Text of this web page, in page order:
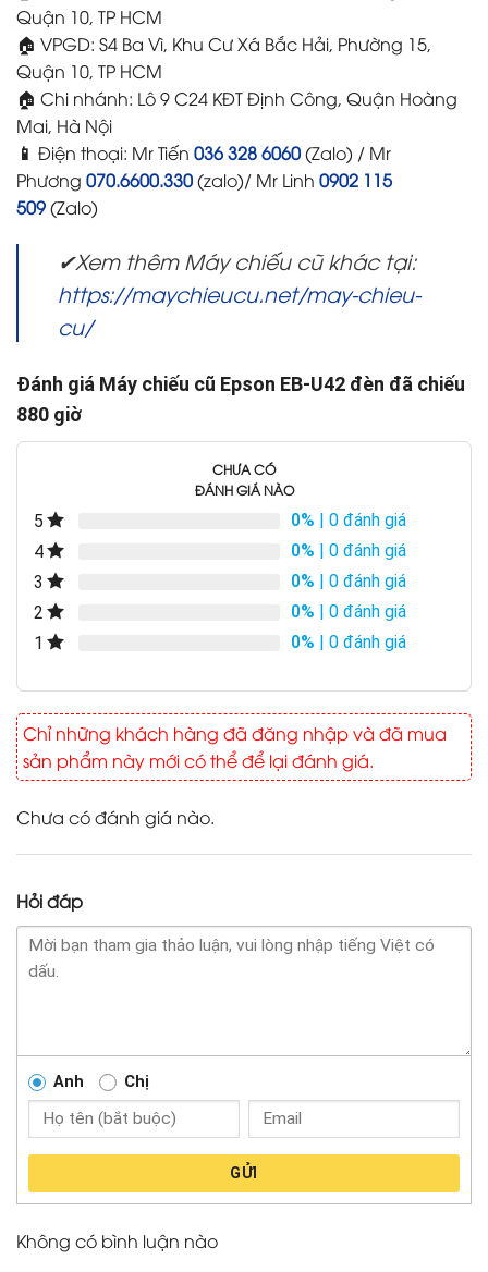
Quận 10, TP HCM
🏠 VPGD: S4 Ba Vì, Khu Cư Xá Bắc Hải, Phường 15,
Quận 10, TP HCM
🏠 Chi nhánh: Lô 9 C24 KĐT Định Công, Quận Hoàng
Mai, Hà Nội
📱 Điện thoại: Mr Tiến 036 328 6060(Zalo) / Mr
Phương 070.6600.330(zalo)/ Mr Linh 0902 115
509(Zalo)
✔Xem thêm Máy chiếu cũ khác tại:
https://maychieucu.net/may-chieu-
cu/
Đánh giá Máy chiếu cũ Epson EB-U42 đèn đã chiếu
880 giờ
CHƯA CÓ
ĐÁNH GIÁ NÀO
5 0% | 0 đánh giá
4
0% | 0 đánh giá
3
0% | 0 đánh giá
2
0% | 0 đánh giá
1
0% | 0 đánh giá
Chỉ những khách hàng đã đăng nhập và đã mua
sản phẩm này mới có thể để lại đánh giá.
Chưa có đánh giá nào.
Hỏi đáp
Anh Chị
GỬI
Không có bình luận nào